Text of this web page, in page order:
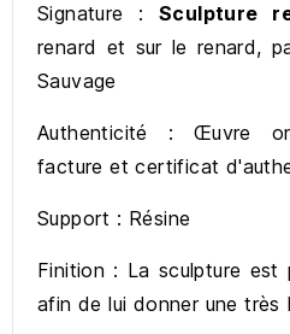
Signature :Sculpture
renard et sur le renard,
Sauvage
Authenticité : Œuvre
facture et certificat
Support : Résine
Finition : La sculpture est
afin de lui donner une très